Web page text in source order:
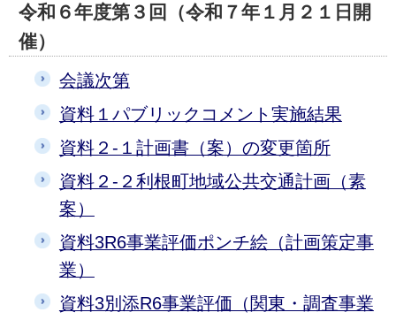
令和６年度第３回（令和７年１月２１日開
催）
会議次第
資料１パブリックコメント実施結果
資料２-１計画書（案）の変更箇所
資料２-２利根町地域公共交通計画（素
案）
資料3R6事業評価ポンチ絵（計画策定事
業）
資料3別添R6事業評価（関東・調査事業